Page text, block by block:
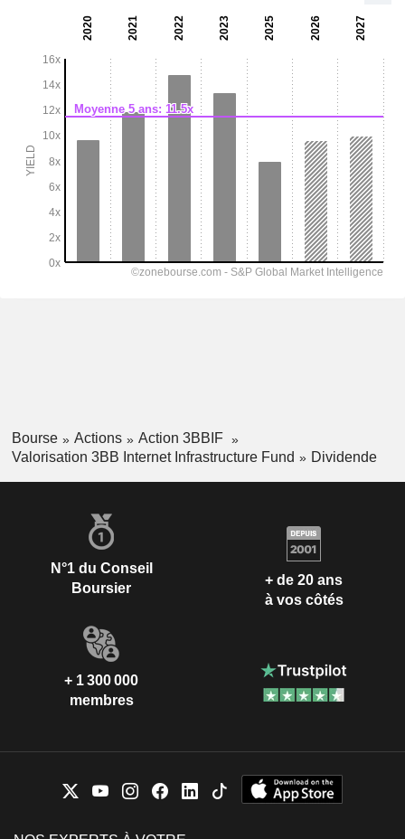
Bourse Actions
Action 3BBIF
Valorisation 3BB Internet Infrastructure Fund
Dividende
N°1 du Conseil
Boursier
+ de 20 ans
à vos côtés
+ 1 300 000
membres